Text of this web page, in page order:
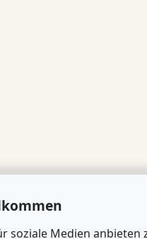
soziale Medien anbieten